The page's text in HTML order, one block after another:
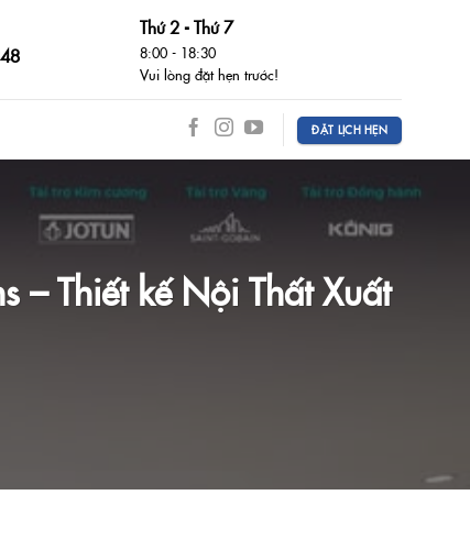
Thứ 2 - Thứ 7
8:00 - 18:30
Vui lòng đặt hẹn trước!
ĐẶT LỊCH HẸN
– Thiết kế Nội Thất Xuất